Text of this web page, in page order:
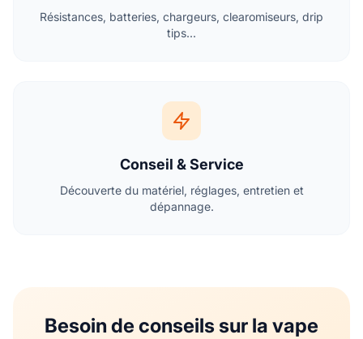
Résistances, batteries, chargeurs, clearomiseurs, drip
tips...
Conseil & Service
Découverte du matériel, réglages, entretien et
dépannage.
Besoin de conseils sur la vape